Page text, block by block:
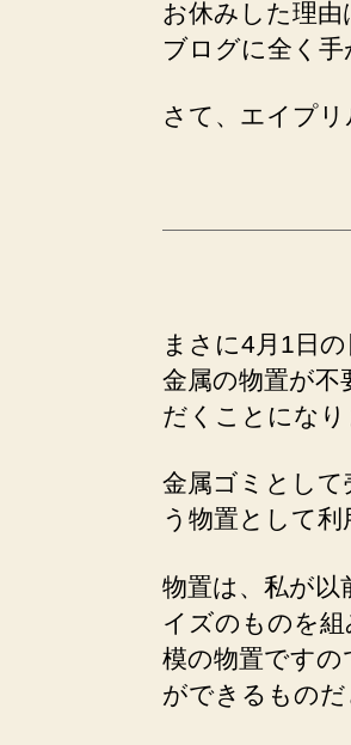
お休みした理由
ブログに全く
さて、エイプリ
まさに4月1日
金属の物置が
だくことになり
金属ゴミとし
う物置として利
物置は、私が以
イズのものを
模の物置ですの
ができるものだ